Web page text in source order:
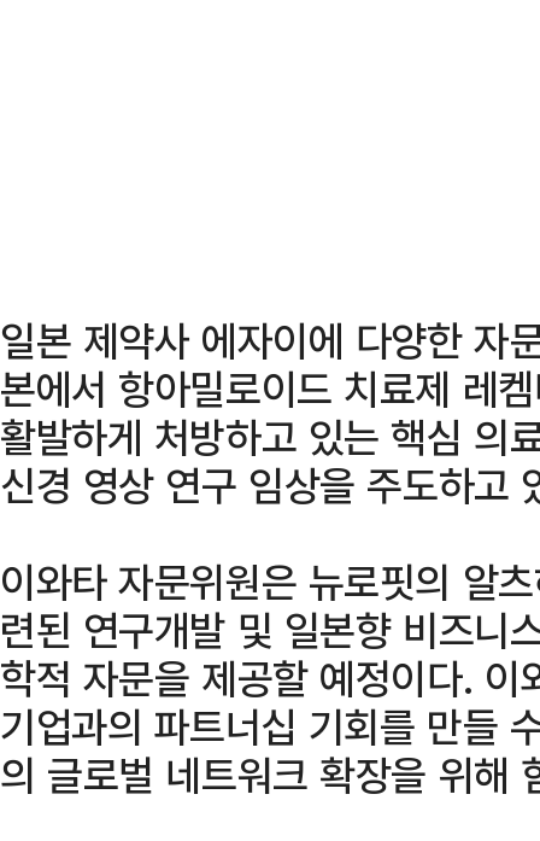
일본 제약사 에자이에 다양한 자
본에서 항아밀로이드 치료제 레
활발하게 처방하고 있는 핵심 의
신경 영상 연구 임상을 주도하고
이와타 자문위원은 뉴로핏의 알
련된 연구개발 및 일본향 비즈니
학적 자문을 제공할 예정이다.
기업과의 파트너십 기회를 만들
의 글로벌 네트워크 확장을 위해